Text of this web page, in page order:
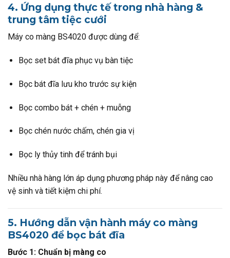
4. Ứng dụng thực tế trong nhà hàng &
trung tâm tiệc cưới
Máy co màng BS4020 được dùng để:
Bọc set bát đĩa phục vụ bàn tiệc
Bọc bát đĩa lưu kho trước sự kiện
Bọc combo bát + chén + muỗng
Bọc chén nước chấm, chén gia vị
Bọc ly thủy tinh để tránh bụi
Nhiều nhà hàng lớn áp dụng phương pháp này để nâng cao
vệ sinh và tiết kiệm chi phí.
5. Hướng dẫn vận hành máy co màng
BS4020 để bọc bát đĩa
Bước 1: Chuẩn bị màng co